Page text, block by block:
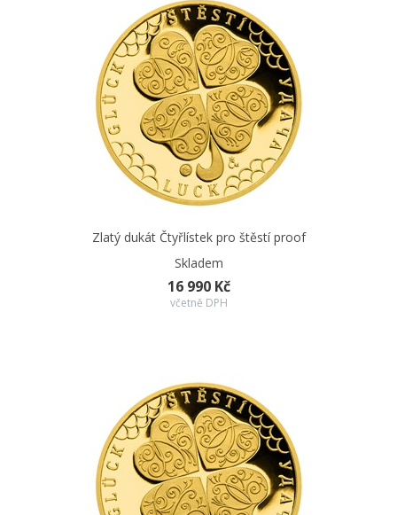
20 mm
Černá kožená etue
Ano
Zlatý dukát Čtyřlístek pro štěstí proof
Skladem
16 990 Kč
včetně DPH